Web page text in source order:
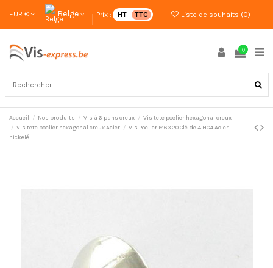
EUR € Belge Prix : HT TTC Liste de souhaits (0)
0
Accueil Nos produits Vis à 6 pans creux
Vis tete poelier hexagonal creux
Vis tete poelier hexagonal creux Acier
Vis Poelier M6X20 Clé de 4 HC4 Acier
nickelé